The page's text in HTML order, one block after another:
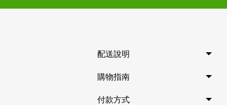
配送說明
購物指南
付款方式